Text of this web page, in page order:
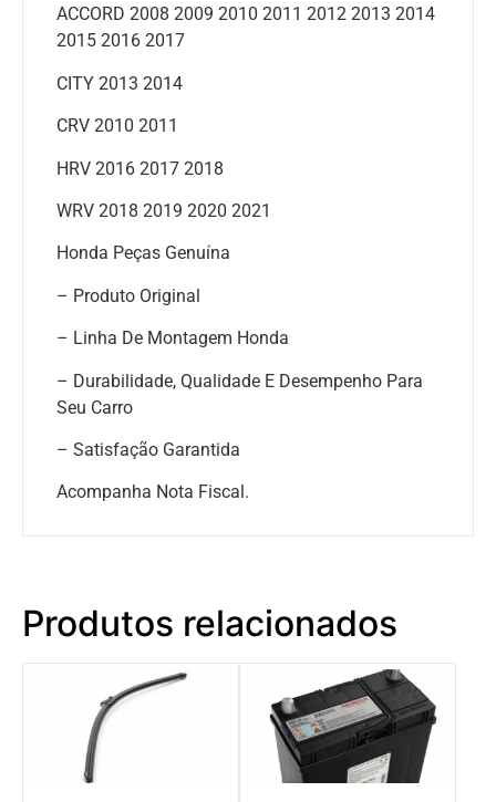
ACCORD 2008 2009 2010 2011 2012 2013 2014
2015 2016 2017
CITY 2013 2014
CRV 2010 2011
HRV 2016 2017 2018
WRV 2018 2019 2020 2021
Honda Peças Genuína
– Produto Original
– Linha De Montagem Honda
– Durabilidade, Qualidade E Desempenho Para
Seu Carro
– Satisfação Garantida
Acompanha Nota Fiscal.
Produtos relacionados